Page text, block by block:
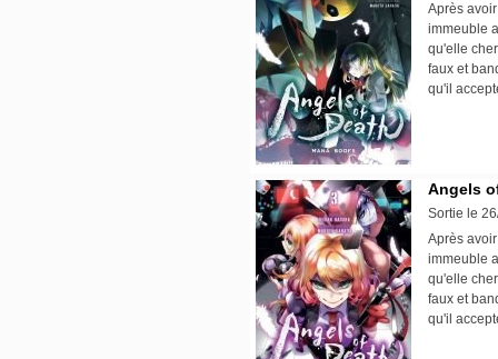
Après
immeuble
qu'elle
faux et
qu'il
Angels
Sortie le
Après
immeuble
qu'elle
faux et
qu'il